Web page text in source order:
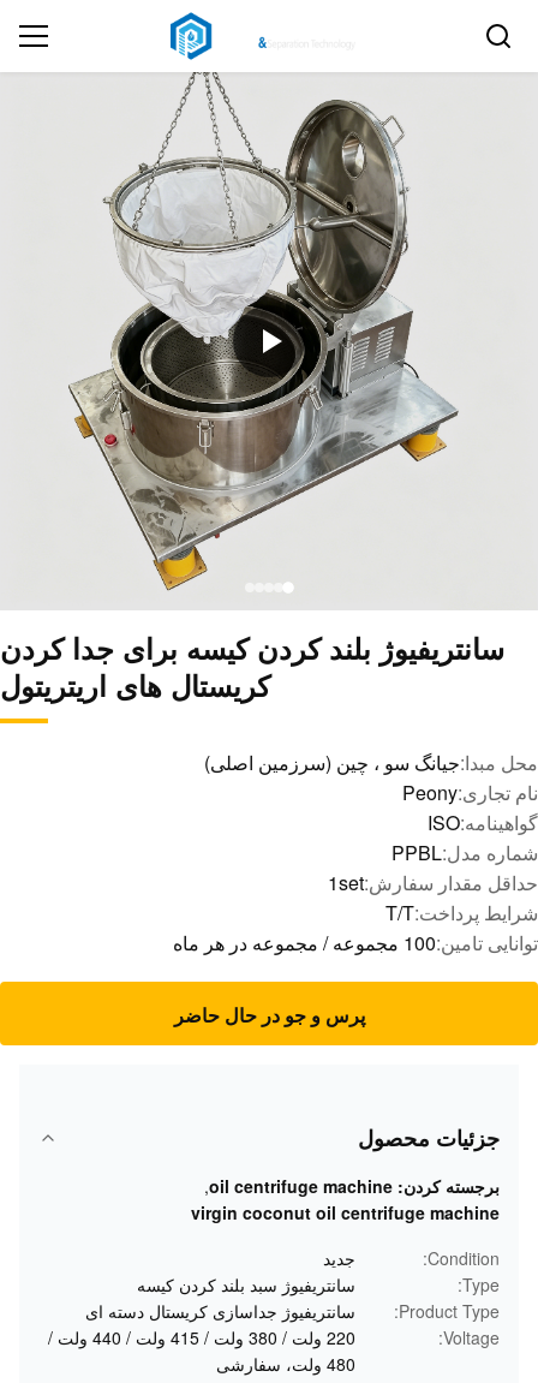
سانتریفیوژ بلند کردن کیسه برای جدا کردن
کریستال های اریتریتول
محل مبدا:جیانگ سو ، چین (سرزمین اصلی)
نام تجاری:Peony
گواهینامه:ISO
شماره مدل:PPBL
حداقل مقدار سفارش:1set
شرایط پرداخت:T/T
توانایی تامین:100 مجموعه / مجموعه در هر ماه
پرس و جو در حال حاضر
جزئیات محصول
برجسته کردن: oil centrifuge machine
,
virgin coconut oil centrifuge machine
Condition:
جدید
Type:
سانتریفیوژ سبد بلند کردن کیسه
Product Type:
سانتریفیوژ جداسازی کریستال دسته ای
Voltage:
220 ولت / 380 ولت / 415 ولت / 440 ولت /
480 ولت، سفارشی